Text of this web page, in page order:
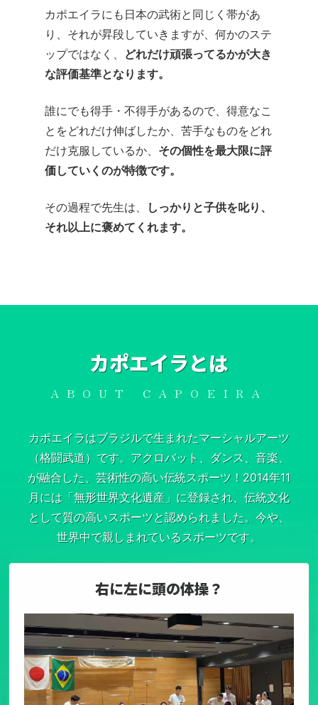
カポエイラにも日本の武術と同じく帯があ
り、それが昇段していきますが、何かのステ
ップではなく、
どれだけ頑張ってるかが大き
な評価基準となります。
誰にでも得手・不得手があるので、得意なこ
とをどれだけ伸ばしたか、苦手なものをどれ
だけ克服しているか、 その個性を最大限に評
価していくのが特徴です。
その過程で先生は、
しっかりと子供を叱り、
それ以上に褒めてくれます。
カポエイラとは
ABOUT CAPOEIRA
カポエイラはブラジルで生まれたマーシャルアーツ
（格闘武道）です。 アクロバット、ダンス、音楽、
が融合した、芸術性の高い伝統スポーツ！ 2014年11
月には「無形世界文化遺産」に登録され、伝統文化
として質の高いスポーツと認められました。 今や、
世界中で親しまれているスポーツです。
右に左に頭の体操？